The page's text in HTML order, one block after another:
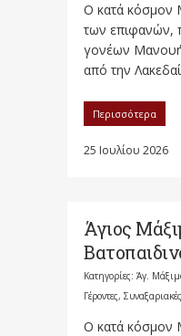
Ο κατά κόσμον
των επιφανών,
γονέων
από την
Περισσότερα
25 Ιουλίου 2026
Άγιος
Κατηγορίες: Άγ.
Γέροντες,
Ο κατά κόσμον